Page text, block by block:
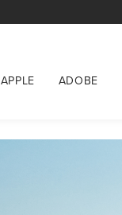
APPLE ADOBE